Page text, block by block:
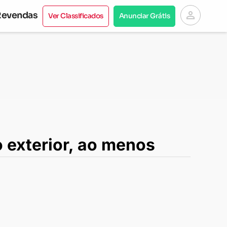
Ver Classificados Anunciar Grátis person
exterior, ao menos